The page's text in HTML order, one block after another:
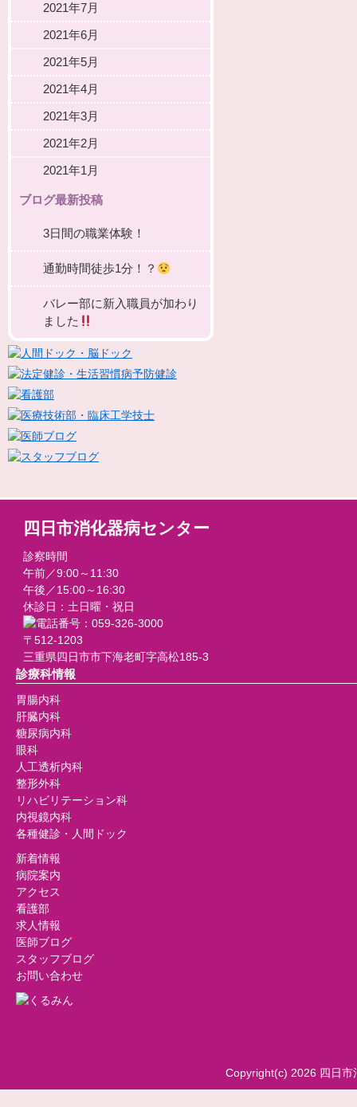
2021年7月
2021年6月
2021年5月
2021年4月
2021年3月
2021年2月
2021年1月
ブログ最新投稿
3日間の職業体験！
通勤時間徒歩1分！？
バレー部に新入職員が加わり
ました
四日市消化器病センター
診察時間
午前／9:00～11:30
午後／15:00～16:30
休診日：土日曜・祝日
〒512-1203
三重県四日市市下海老町字高松185-3
診療科情報
胃腸内科
肝臓内科
糖尿病内科
眼科
人工透析内科
整形外科
リハビリテーション科
内視鏡内科
各種健診・人間ドック
新着情報
病院案内
アクセス
看護部
求人情報
医師ブログ
スタッフブログ
お問い合わせ
Copyright(c) 2026 四日